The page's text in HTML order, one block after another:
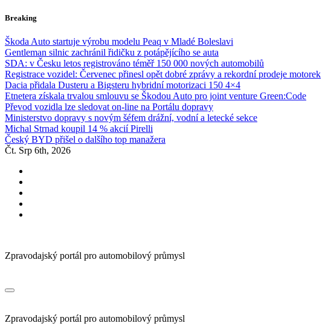
Skip
content
Breaking
Škoda Auto startuje výrobu modelu Peaq v Mladé Boleslavi
Gentleman silnic zachránil řidičku z potápějícího se auta
SDA: v Česku letos registrováno téměř 150 000 nových automobilů
Registrace vozidel: Červenec přinesl opět dobré zprávy a rekordní prodeje motorek
Dacia přidala Dusteru a Bigsteru hybridní motorizaci 150 4×4
Etnetera získala trvalou smlouvu se Škodou Auto pro joint venture Green:Code
Převod vozidla lze sledovat on-line na Portálu dopravy
Ministerstvo dopravy s novým šéfem drážní, vodní a letecké sekce
Michal Strnad koupil 14 % akcií Pirelli
Český BYD přišel o dalšího top manažera
Čt. Srp 6th, 2026
Zpravodajský portál pro automobilový průmysl
Zpravodajský portál pro automobilový průmysl